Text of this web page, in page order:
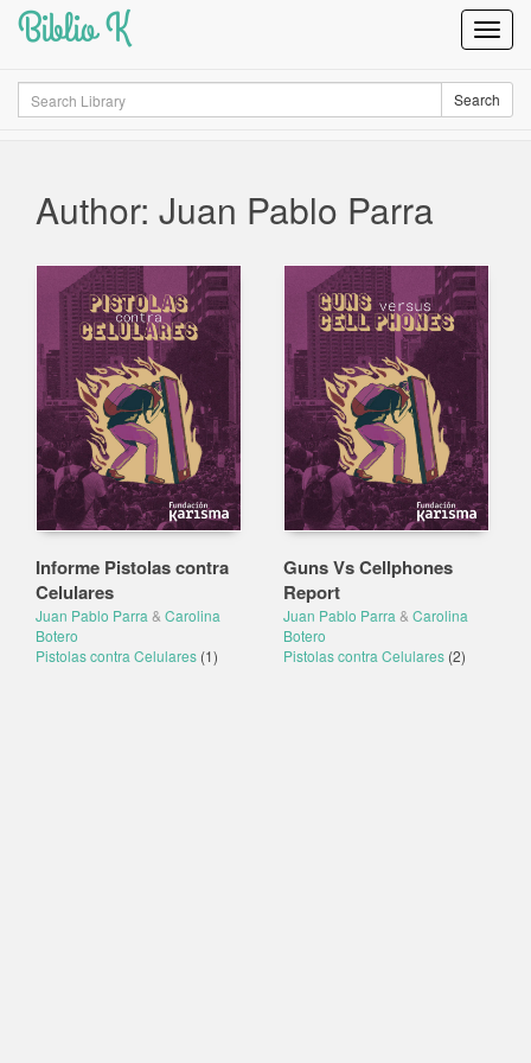
Biblio K
Search Search
Author: Juan Pablo Parra
Informe Pistolas contra
Celulares
Juan Pablo Parra & Carolina
Botero
Pistolas contra Celulares (1)
Guns Vs Cellphones
Report
Juan Pablo Parra & Carolina
Botero
Pistolas contra Celulares (2)